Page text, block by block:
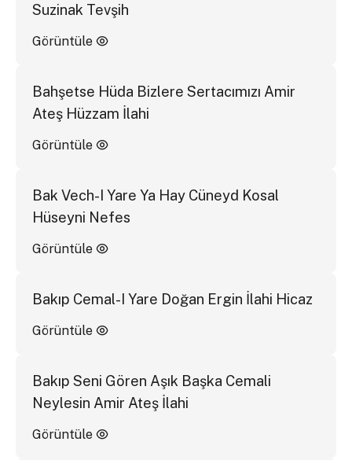
Suzinak Tevşih
Görüntüle
Bahşetse Hüda Bizlere Sertacımızı Amir
Ateş Hüzzam İlahi
Görüntüle
Bak Vech-I Yare Ya Hay Cüneyd Kosal
Hüseyni Nefes
Görüntüle
Bakıp Cemal-I Yare Doğan Ergin İlahi Hicaz
Görüntüle
Bakıp Seni Gören Aşık Başka Cemali
Neylesin Amir Ateş İlahi
Görüntüle